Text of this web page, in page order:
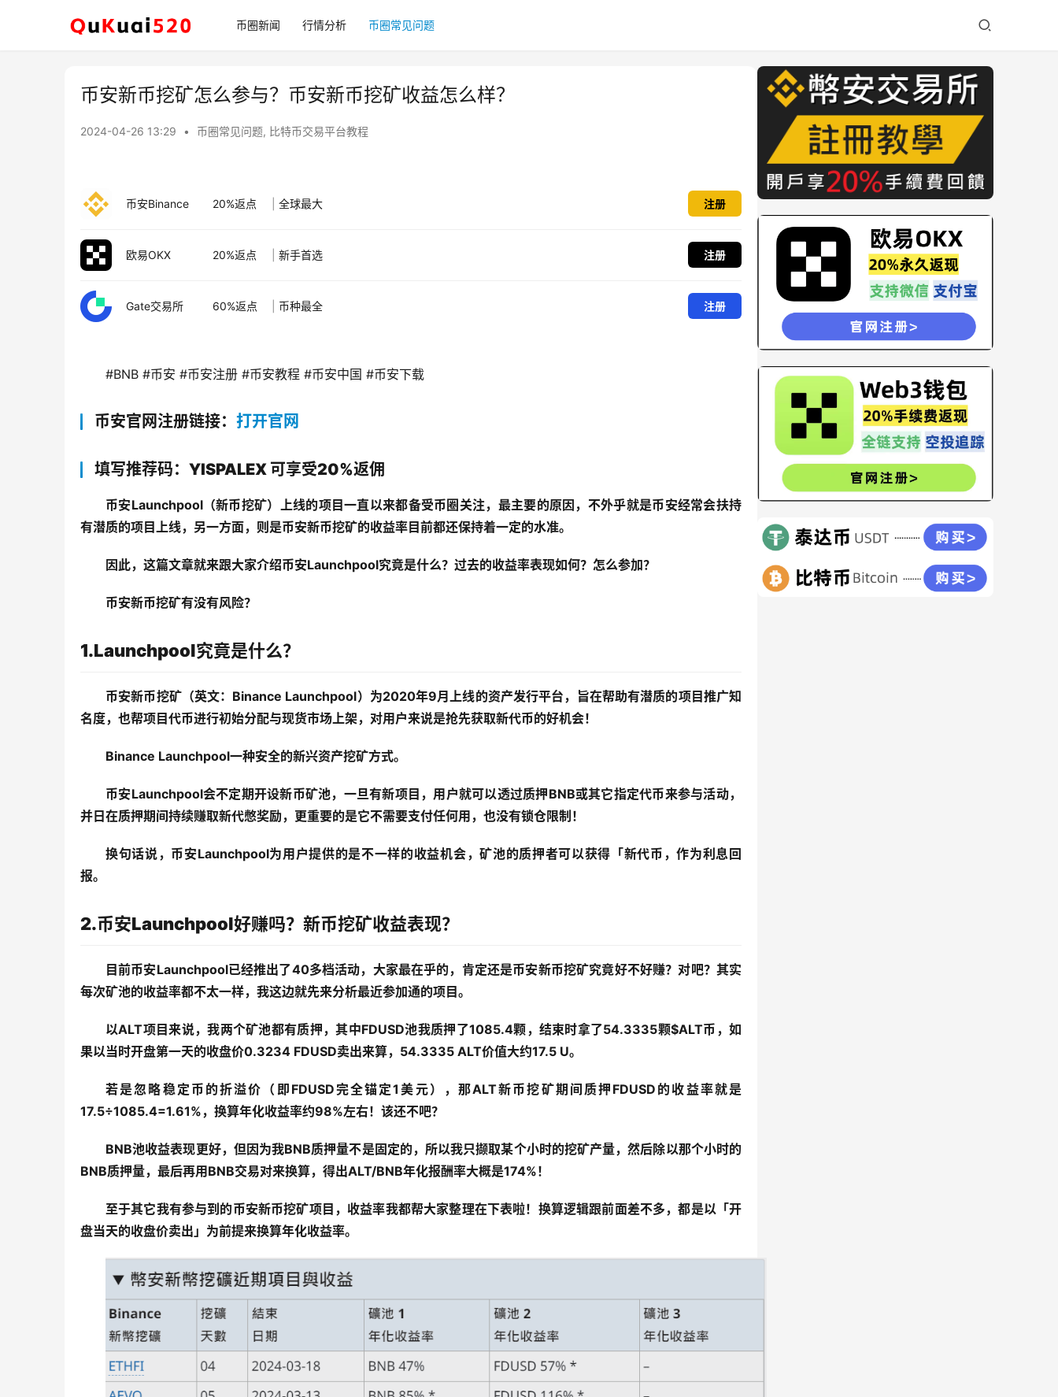
币圈新闻 行情分析 币圈常见问题
币安新币挖矿怎么参与？币安新币挖矿收益怎么样？
2024-04-26 13:29 • 币圈常见问题, 比特币交易平台教程
币安Binance 20%返点 全球最大 注册
欧易OKX 20%返点 新手首选 注册
Gate交易所 60%返点 币种最全 注册
#BNB #币安 #币安注册 #币安教程 #币安中国 #币安下载
币安官网注册链接： 打开官网
填写推荐码：YISPALEX 可享受20%返佣
币安Launchpool（新币挖矿）上线的项目一直以来都备受币圈关注，最主要的原因，不外乎就是币安经常会扶持
有潜质的项目上线，另一方面，则是币安新币挖矿的收益率目前都还保持着一定的水准。
因此，这篇文章就来跟大家介绍币安Launchpool究竟是什么？过去的收益率表现如何？怎么参加？
币安新币挖矿有没有风险？
1.Launchpool究竟是什么？
币安新币挖矿（英文：Binance Launchpool）为2020年9月上线的资产发行平台，旨在帮助有潜质的项目推广知
名度，也帮项目代币进行初始分配与现货市场上架，对用户来说是抢先获取新代币的好机会！
Binance Launchpool一种安全的新兴资产挖矿方式。
币安Launchpool会不定期开设新币矿池，一旦有新项目，用户就可以透过质押BNB或其它指定代币来参与活动，
并日在质押期间持续赚取新代憋奖励，更重要的是它不需要支付任何用，也没有锁仓限制！
换句话说，币安Launchpool为用户提供的是不一样的收益机会，矿池的质押者可以获得「新代币，作为利息回
报。
2.币安Launchpool好赚吗？新币挖矿收益表现？
目前币安Launchpool已经推出了40多档活动，大家最在乎的，肯定还是币安新币挖矿究竟好不好赚？对吧？其实
每次矿池的收益率都不太一样，我这边就先来分析最近参加通的项目。
以ALT项目来说，我两个矿池都有质押，其中FDUSD池我质押了1085.4颗，结束时拿了54.3335颗$ALT币，如
果以当时开盘第一天的收盘价0.3234 FDUSD卖出来算，54.3335 ALT价值大约17.5 U。
若是忽略稳定币的折溢价（即FDUSD完全锚定1美元），那ALT新币挖矿期间质押FDUSD的收益率就是
17.5÷1085.4=1.61%，换算年化收益率约98%左右！该还不吧？
BNB池收益表现更好，但因为我BNB质押量不是固定的，所以我只撷取某个小时的挖矿产量，然后除以那个小时的
BNB质押量，最后再用BNB交易对来换算，得出ALT/BNB年化报酬率大概是174%！
至于其它我有参与到的币安新币挖矿项目，收益率我都帮大家整理在下表啦！换算逻辑跟前面差不多，都是以「开
盘当天的收盘价卖出」为前提来换算年化收益率。